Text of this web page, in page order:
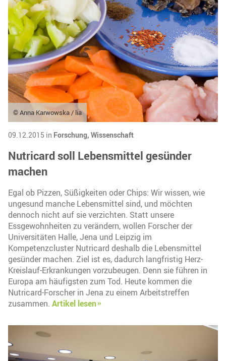
© Anna Karwowska / lia
09.12.2015 in Forschung, Wissenschaft
Nutricard soll Lebensmittel gesünder
machen
Egal ob Pizzen, Süßigkeiten oder Chips: Wir wissen, wie
ungesund manche Lebensmittel sind, und möchten
dennoch nicht auf sie verzichten. Statt unsere
Essgewohnheiten zu verändern, wollen Forscher der
Universitäten Halle, Jena und Leipzig im
Kompetenzcluster Nutricard deshalb die Lebensmittel
gesünder machen. Ziel ist es, dadurch langfristig Herz-
Kreislauf-Erkrankungen vorzubeugen. Denn sie führen in
Europa am häufigsten zum Tod. Heute kommen die
Nutricard-Forscher in Jena zu einem Arbeitstreffen
zusammen. Artikel lesen